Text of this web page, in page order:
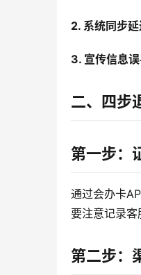
2. 系统同步
3. 宣传信息
二、四步
第一步：
通过会办卡
要注意记录客
第二步：